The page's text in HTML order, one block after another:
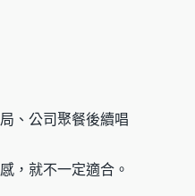
、公司聚餐後續唱
，就不一定適合。